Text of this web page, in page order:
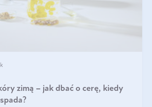
zimą – jak dbać o cerę, kiedy